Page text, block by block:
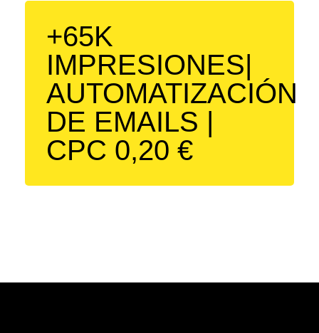
+65K
IMPRESIONES|
AUTOMATIZACIÓN
DE EMAILS |
CPC 0,20 €